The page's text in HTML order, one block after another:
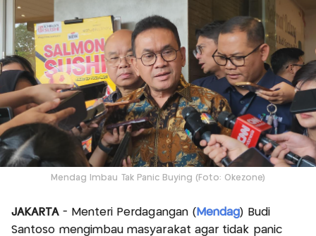
Mendag Imbau Tak Panic Buying (Foto: Okezone)
JAKARTA- Menteri Perdagangan ( Mendag) Budi
Santoso mengimbau masyarakat agar tidak panic